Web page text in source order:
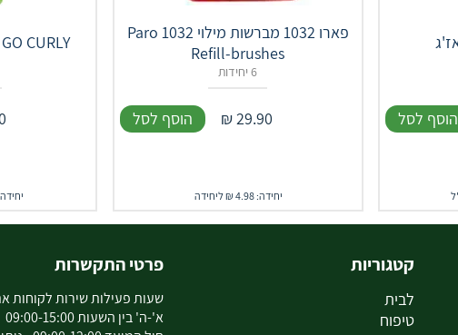
הוסף לסל
פארו 1032 מברשות מילוי Paro 1032
Refill-brushes
6 יחידות
29.90
₪ הוסף לסל
יחידה: 4.98 ₪ ליחידה
GO CURLY לחות לפתיחת תלתל
יחידה: 6.23 ₪ ל-100
קטגוריות
לבית
טיפוח
פרטי התקשרות
שעות פעילות שירות לקוחות
א'-ה' בין השעות 09:00-15:00